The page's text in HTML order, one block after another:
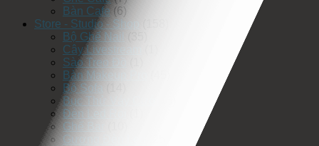
Bàn Cafe (6)
Store - Studio - Shop
Bộ Ghế Nail
Cây Livestream
Sào Treo Đồ
Bàn Makeup Pro
Bộ Sofa
Bục Thử Váy Cưới
Đèn Led Rọi
Ghế Bar
Gương Đèn Led